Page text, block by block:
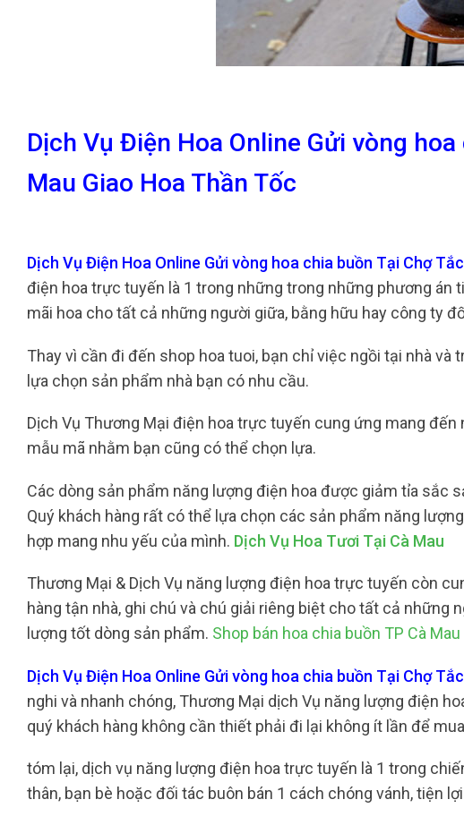
Dịch Vụ Điện Hoa Online Gửi vòng
Mau Giao Hoa Thần Tốc
Dịch Vụ Điện Hoa Online Gửi vòng hoa chia buồn Tại Chợ
điện hoa trực tuyến là 1 trong những trong những phương
mãi hoa cho tất cả những người giữa, bằng hữu hay công ty
Thay vì cần đi đến shop hoa tuoi, bạn chỉ việc ngồi tại nhà
lựa chọn sản phẩm nhà bạn có nhu cầu.
Dịch Vụ Thương Mại điện hoa trực tuyến cung ứng mang
mẫu mã nhằm bạn cũng có thể chọn lựa.
Các dòng sản phẩm năng lượng điện hoa được giảm tỉa sắc
Quý khách hàng rất có thể lựa chọn các sản phẩm năng
hợp mang nhu yếu của mình. Dịch Vụ Hoa Tươi Tại Cà Mau
Thương Mại & Dịch Vụ năng lượng điện hoa trực tuyến còn
hàng tận nhà, ghi chú và chú giải riêng biệt cho tất cả
lượng tốt dòng sản phẩm. Shop bán hoa chia buồn TP Cà Mau
Dịch Vụ Điện Hoa Online Gửi vòng hoa chia buồn Tại Chợ
nghi và nhanh chóng, Thương Mại dịch Vụ năng lượng điện
quý khách hàng không cần thiết phải đi lại không ít lần để
tóm lại, dịch vụ năng lượng điện hoa trực tuyến là 1 trong
thân, bạn bè hoặc đối tác buôn bán 1 cách chóng vánh, tiện